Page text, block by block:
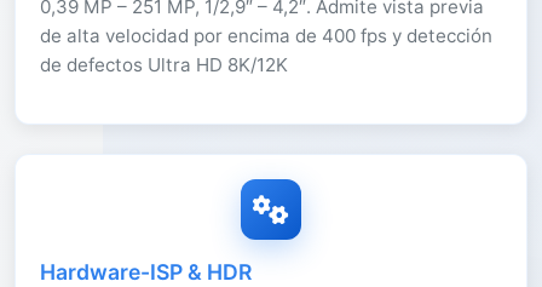
0,39 MP – 251 MP, 1/2,9″ – 4,2″. Admite vista previa
de alta velocidad por encima de 400 fps y detección
de defectos Ultra HD 8K/12K
Hardware-ISP & HDR